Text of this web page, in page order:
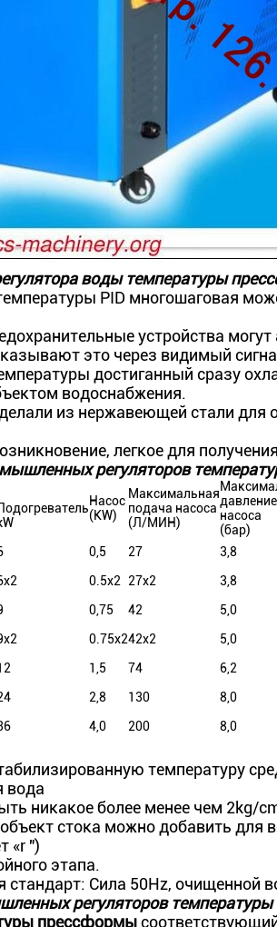
воды температуры
PID многошаговая
устройства
это через видимый
достиганный сразу
водоснабжения.
из нержавеющей стали для
легкое для
регуляторов
Насос
(KW)
Максимальная
подача насоса
(Л/МИН)
давление
насоса
(бар)
0,5 27 3,8
0.5x2 27x2 3,8
0,75 42 5,0
0.75x242x2 5,0
1,5 74 6,2
2,8 130 8,0
4,0 200 8,0
температуру
вода
никакое более менее чем 2kg/
стока можно добавить для
«r ")
этапа.
стандарт: Сила 50Hz, очищенной
регуляторов
прессформы